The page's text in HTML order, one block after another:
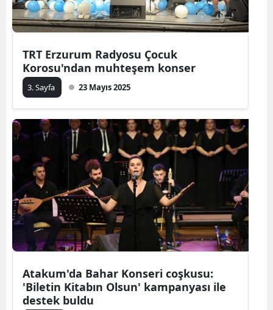
TRT Erzurum Radyosu Çocuk
Korosu'ndan muhteşem konser
3. Sayfa 23 Mayıs 2025
Atakum'da Bahar Konseri coşkusu:
'Biletin Kitabın Olsun' kampanyası ile
destek buldu